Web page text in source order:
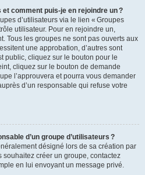
comment puis-je en rejoindre un ?
d’utilisateurs via le lien « Groupes
utilisateur. Pour en rejoindre un,
Tous les groupes ne sont pas ouverts aux
une approbation, d’autres sont
public, cliquez sur le bouton pour le
cliquez sur le bouton de demande
l’approuvera et pourra vous demander
d’un responsable qui refuse votre
d’un groupe d’utilisateurs ?
désigné lors de sa création par
créer un groupe, contactez
en lui envoyant un message privé.